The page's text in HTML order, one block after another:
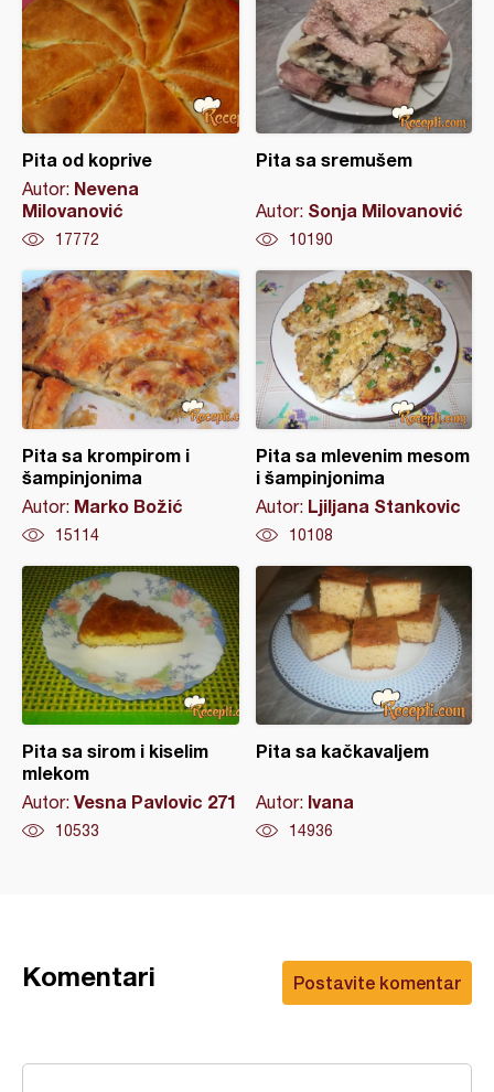
Pita od koprive
Autor: Nevena
Milovanović
17772
Pita sa sremušem
Autor: Sonja Milovanović
10190
Pita sa krompirom i
šampinjonima
Autor: Marko Božić
15114
Pita sa mlevenim mesom
i šampinjonima
Autor: Ljiljana Stankovic
10108
Pita sa sirom i kiselim
mlekom
Autor: Vesna Pavlovic 271
10533
Pita sa kačkavaljem
Autor: Ivana
14936
Postavite komentar
Komentari